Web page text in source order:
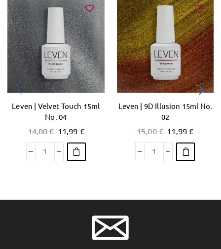
Leven | Velvet Touch 15ml
No. 04
14,00€ 11,99 €
Leven | 9D Illusion 15ml No.
02
15,00€ 11,99€